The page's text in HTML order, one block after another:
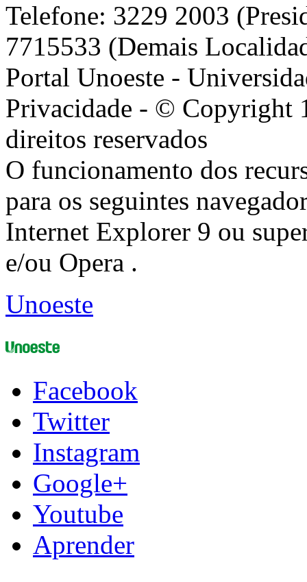
Telefone: 3229 2003
7715533 (Demais
Portal Unoeste -
Privacidade - © Copyright
direitos reservados
O funcionamento dos
para os seguintes
Internet Explorer 9 ou
e/ou Opera .
Unoeste
Facebook
Twitter
Instagram
Google+
Youtube
Aprender